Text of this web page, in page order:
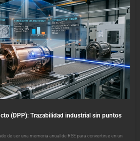
(DPP): Trazabilidad industrial sin puntos
de ser una memoria anual de RSE para convertirse en un